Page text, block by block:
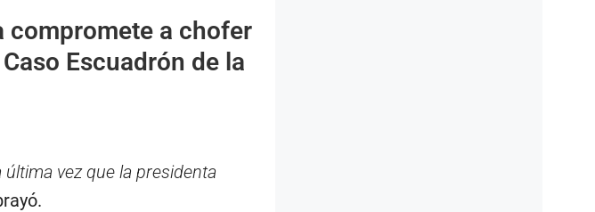
compromete a chofer
Escuadrón de la
vez que la presidenta